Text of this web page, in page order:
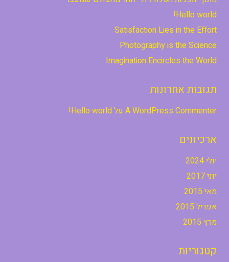
Hello world!
Satisfaction Lies in the Effort
Photography is the Science
Imagination Encircles the World
תגובות אחרונות
A WordPress Commenter עלHello world!
ארכיונים
יולי 2024
יוני 2017
מאי 2015
אפריל 2015
מרץ 2015
קטגוריות